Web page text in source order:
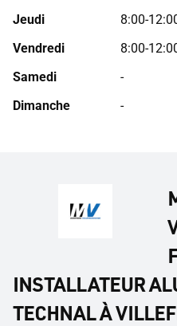
Jeudi
8:00-
Vendredi
8:00-
Samedi
-
Dimanche
-
INSTALLATEUR
TECHNAL À